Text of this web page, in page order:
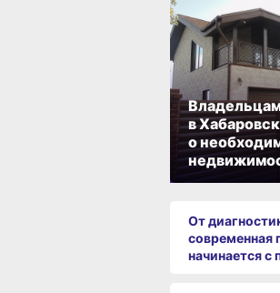
в
о
От
современная
начинается с